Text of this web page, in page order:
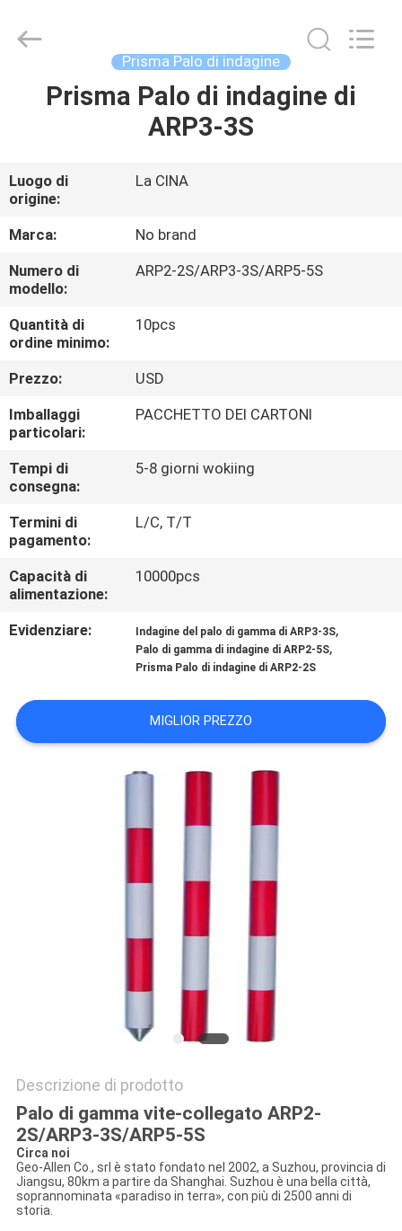
CASA
CIRCA
NOI
GIRO
DELLA
CONTROLLO
DI
QUALITÀ
CONTATTICI
NOTIZIE
MAPPA
DEL
GEO-
ALLEN
Prisma Palo di indagine
Prisma Palo di indagine di
ARP3-3S
Luogo di
origine:
La CINA
Marca:
No brand
Numero di
modello:
ARP2-2S/ARP3-3S/ARP5-5S
Quantità di
ordine minimo:
10pcs
Prezzo:
USD
Imballaggi
particolari:
PACCHETTO DEI CARTONI
Tempi di
consegna:
5-8 giorni wokiing
Termini di
pagamento:
L/C, T/T
Capacità di
alimentazione:
10000pcs
Evidenziare: Indagine del palo di gamma di ARP3-3S,
Palo di gamma di indagine di ARP2-5S,
Prisma Palo di indagine di ARP2-2S
MIGLIOR PREZZO
Descrizione di prodotto
Palo di gamma vite-collegato ARP2-
2S/ARP3-3S/ARP5-5S
Circa noi
Geo-Allen Co., srl è stato fondato nel 2002, a Suzhou, provincia di
Jiangsu, 80km a partire da Shanghai. Suzhou è una bella città,
soprannominata «paradiso in terra», con più di 2500 anni di
storia.